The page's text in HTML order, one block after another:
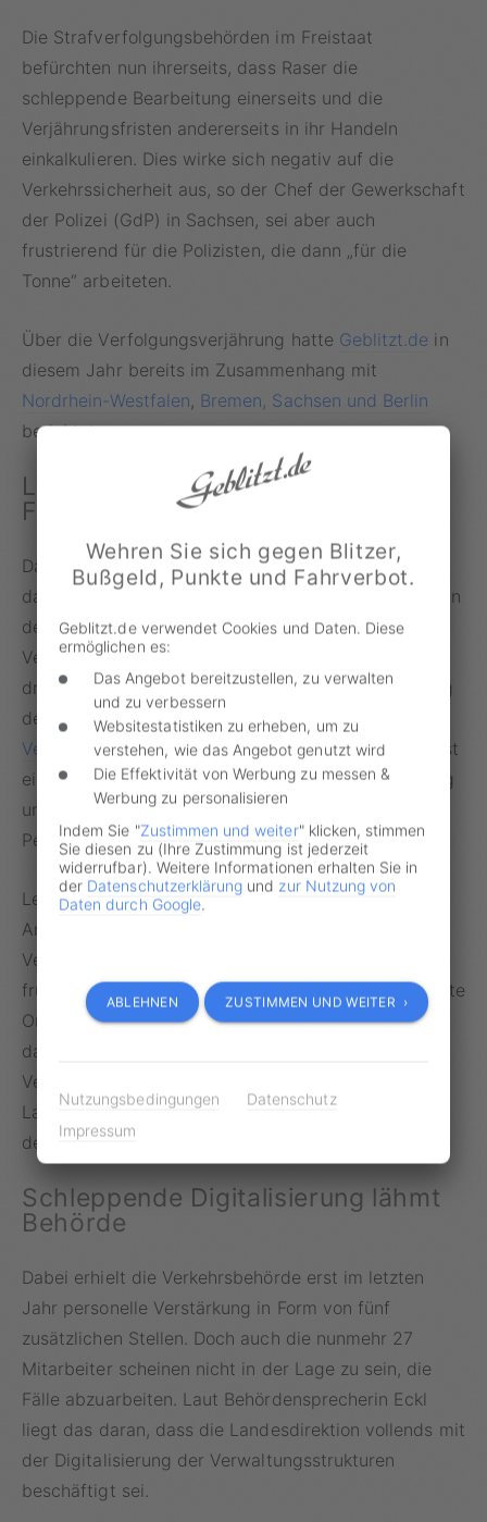
Die Strafverfolgungsbehörden im Freistaat
befürchten nun ihrerseits, dass Raser die
schleppende Bearbeitung einerseits und die
Verjährungsfristen andererseits in ihr Handeln
einkalkulieren. Dies wirke sich negativ auf die
Verkehrssicherheit aus, so der Chef der Gewerkschaft
der Polizei (GdP) in Sachsen, sei aber auch
frustrierend für die Polizisten, die dann „für die
Tonne“ arbeiteten.
Über die Verfolgungsverjährung hatte Geblitzt.de in
diesem Jahr bereits im Zusammenhang mit
Nordrhein-Westfalen, Bremen, Sachsen und Berlin
berichtet.
Landesdirektion Sachsen verpasst
Fristen
Dass so viele Verkehrssünder ungestraft
davonkommen, liegt laut den Behörden in Sachsen an
der Verjährungsfrist: „Die Verfolgungsverjährung bei
Verkehrsordnungswidrigkeiten beträgt in der Regel
drei Monate. Diese Frist beginnt mit der Feststellung
des Verstoßes“, so Sprecherin Eckl. „Um die
Verjährungzu verhindern, muss innerhalb dieser Frist
eine Maßnahme ergriffen werden, die die Verjährung
unterbricht, meistens die Anhörung der betroffenen
Person.“
Letztere wurde von der Landesdirektion aber nie in
Angriff genommen. Ein laut bild.de hoher
Verwaltungsbeamter aus Sachsen zeigt sich daher
frustriert: „Wenn wir nicht in der Lage sind, einfachste
Ordnungswidrigkeiten wie Blitzerfotos auszuwerten,
dann spricht das nicht für die sächsische
Verwaltung.“ Die Landesdirektion ist wie die
Landespolizei dem Sächsischen Staatsministerium
des Innern unterstellt.
Schleppende Digitalisierung lähmt
Behörde
Dabei erhielt die Verkehrsbehörde erst im letzten
Jahr personelle Verstärkung in Form von fünf
zusätzlichen Stellen. Doch auch die nunmehr 27
Mitarbeiter scheinen nicht in der Lage zu sein, die
Fälle abzuarbeiten. Laut Behördensprecherin Eckl
liegt das daran, dass die Landesdirektion vollends mit
der Digitalisierung der Verwaltungsstrukturen
beschäftigt sei.
Wehren Sie sich gegen Blitzer,
Bußgeld, Punkte und Fahrverbot.
Geblitzt.de verwendet Cookies und Daten. Diese
ermöglichen es:
Das Angebot bereitzustellen, zu verwalten
und zu verbessern
Websitestatistiken zu erheben, um zu
verstehen, wie das Angebot genutzt wird
Die Effektivität von Werbung zu messen &
Werbung zu personalisieren
Indem Sie "Zustimmen und weiter" klicken, stimmen
Sie diesen zu (Ihre Zustimmung ist jederzeit
widerrufbar). Weitere Informationen erhalten Sie in
der Datenschutzerklärung und zur Nutzung von
Daten durch Google.
ABLEHNEN ZUSTIMMEN UND WEITER ›
Nutzungsbedingungen
Datenschutz
Impressum